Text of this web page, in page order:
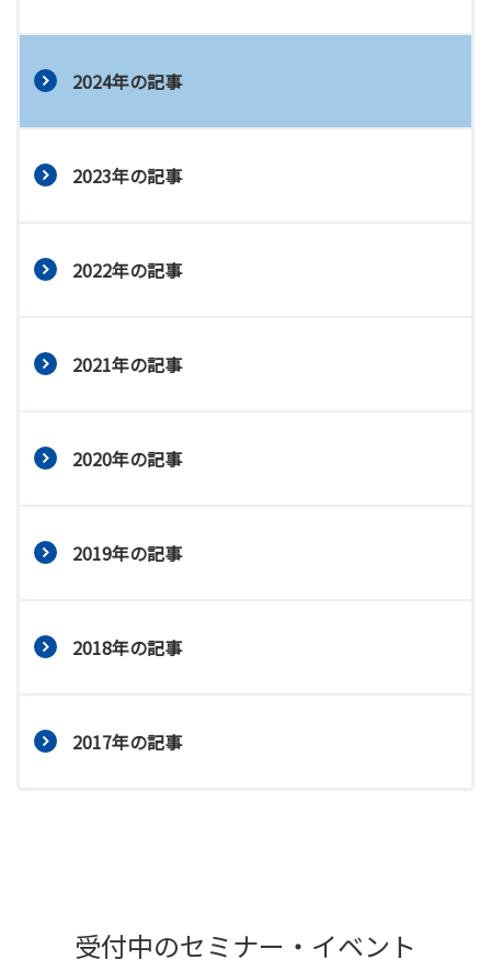
2024年の記事
2023年の記事
2022年の記事
2021年の記事
2020年の記事
2019年の記事
2018年の記事
2017年の記事
受付中のセミナー・イベント